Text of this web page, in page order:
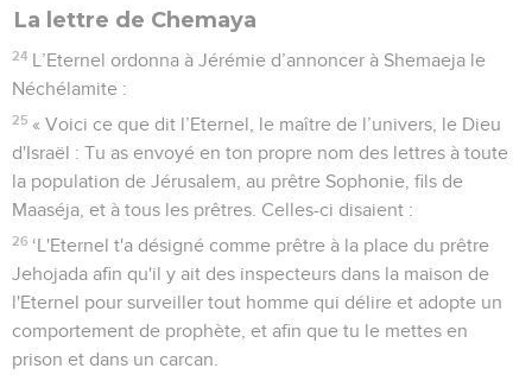
La lettre de Chemaya
24 L’Eternel ordonna à Jérémie d’annoncer à Shemaeja le
Néchélamite :
25 « Voici ce que dit l’Eternel, le maître de l’univers, le Dieu
d'Israël : Tu as envoyé en ton propre nom des lettres à toute
la population de Jérusalem, au prêtre Sophonie, fils de
Maaséja, et à tous les prêtres. Celles-ci disaient :
26 ‘L'Eternel t'a désigné comme prêtre à la place du prêtre
Jehojada afin qu'il y ait des inspecteurs dans la maison de
l'Eternel pour surveiller tout homme qui délire et adopte un
comportement de prophète, et afin que tu le mettes en
prison et dans un carcan.